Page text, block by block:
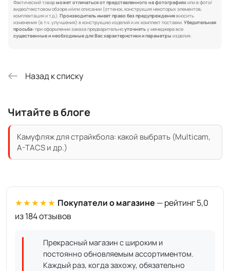
Фактический товарможет отличаться от представленного на фотографияхили в фото/
видео/текстовом обзоре и/или описании (оттенок, конструкция некоторых элементов,
комплектация и т.д.).Производитель имеет право без предупреждениявносить
изменения (в т.ч. улучшения) в конструкцию изделий и их комплект поставки.Убедительная
просьба: при оформлении заказа предварительноуточнятьу менеджера все
существенные и необходимые для Вас характеристики и параметры изделия.
Назад к списку
Читайте в блоге
Камуфляж для страйкбола: какой выбрать (Multicam,
A-TACS и др.)
★★★★★ Покупатели о магазине — рейтинг 5,0
из 184 отзывов
Прекрасный магазин с широким и
постоянно обновляемым ассортиментом.
Каждый раз, когда захожу, обязательно